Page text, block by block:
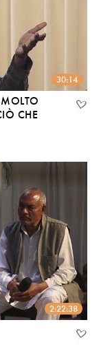
30:14
CHE
2:22:38